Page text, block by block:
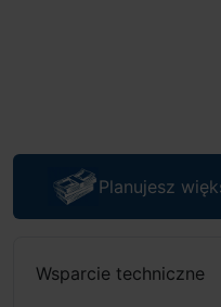
Planujesz
Wsparcie techniczne